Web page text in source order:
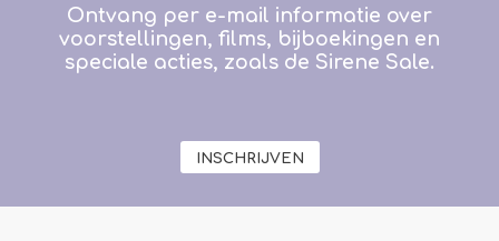
Ontvang per e-mail informatie over
voorstellingen, films, bijboekingen en
speciale acties, zoals de Sirene Sale.
INSCHRIJVEN